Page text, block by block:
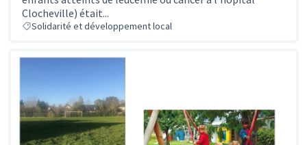
Clocheville) était...
Solidarité et développement local